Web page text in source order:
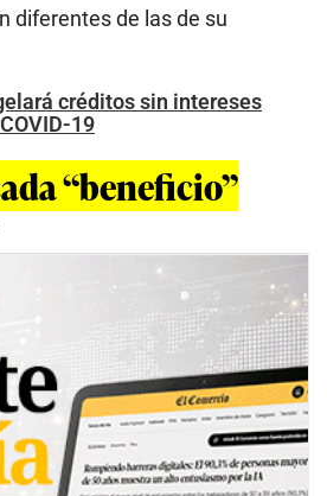
diferentes de las de su
créditos sin intereses
19
“beneficio”